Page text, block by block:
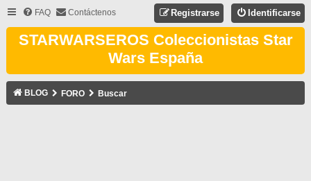
FAQ Contáctenos Identificarse
Registrarse
STARWARSEROS Coleccionistas Star
Wars España
BLOG FORO Buscar